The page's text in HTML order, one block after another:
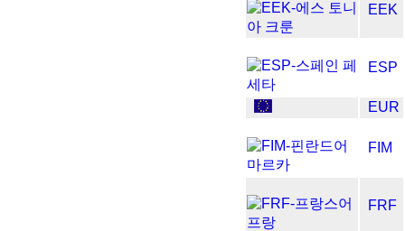
EEK
ESP
EUR
FIM
FRF